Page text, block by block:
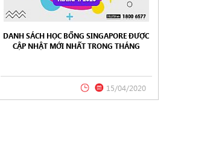
DANH SÁCH HỌC BỔNG SINGAPORE ĐƯỢC
CẬP NHẬT MỚI NHẤT TRONG THÁNG
15/04/2020